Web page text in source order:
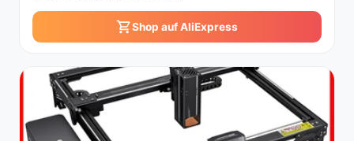
Shop auf AliExpress